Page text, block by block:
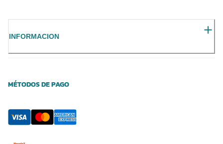
INFORMACION
MÉTODOS DE PAGO